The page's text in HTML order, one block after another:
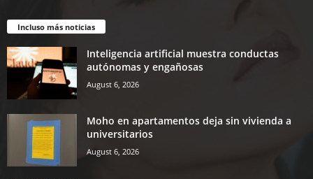
Incluso más noticias
Inteligencia artificial muestra conductas
autónomas y engañosas
August 6, 2026
Moho en apartamentos deja sin vivienda a
universitarios
August 6, 2026